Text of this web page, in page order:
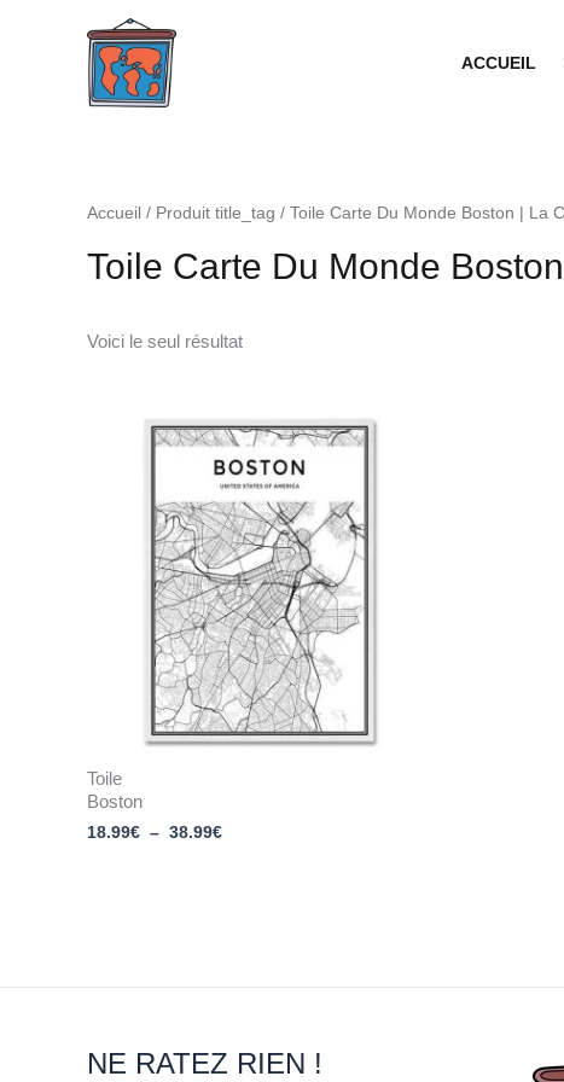
ACCUEIL
Accueil / Produit title_tag / Toile Carte Du Monde Boston | La
Toile Carte Du Monde
Voici le seul résultat
Toile
Boston
18.99€ – 38.99€
Plage
de
prix :
18.99€
à
38.99€
NE RATEZ RIEN !